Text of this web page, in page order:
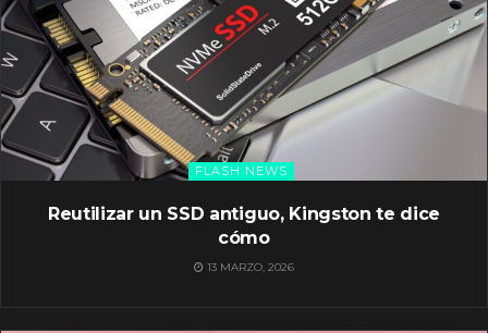
FLASH NEWS
Reutilizar un SSD antiguo, Kingston te dice
cómo
13 MARZO, 2026